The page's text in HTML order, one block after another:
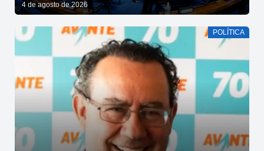
4 de agosto de 2026
POLÍTICA